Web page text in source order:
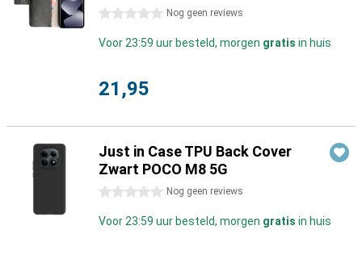
0 sterren Nog geen reviews
Voor 23:59 uur besteld, morgen gratis in huis
21,95
Just in Case TPU Back Cover
Zwart POCO M8 5G
0 sterren Nog geen reviews
Voor 23:59 uur besteld, morgen gratis in huis